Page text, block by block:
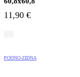
11,90 €
PODNO-ZIDNA